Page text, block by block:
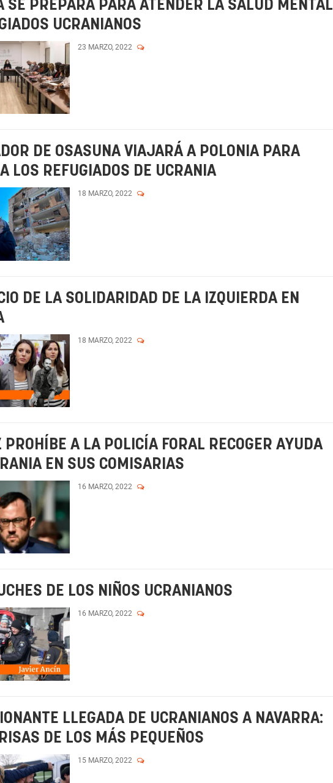
SE PREPARA PARA ATENDER LA SALUD MENTAL
UCRANIANOS
23 MARZO, 2022
DE OSASUNA VIAJARÁ A POLONIA PARA
LOS REFUGIADOS DE UCRANIA
18 MARZO, 2022
DE LA SOLIDARIDAD DE LA IZQUIERDA EN
18 MARZO, 2022
PROHÍBE A LA POLICÍA FORAL RECOGER AYUDA
EN SUS COMISARIAS
16 MARZO, 2022
DE LOS NIÑOS UCRANIANOS
16 MARZO, 2022
LLEGADA DE UCRANIANOS A NAVARRA:
DE LOS MÁS PEQUEÑOS
15 MARZO, 2022